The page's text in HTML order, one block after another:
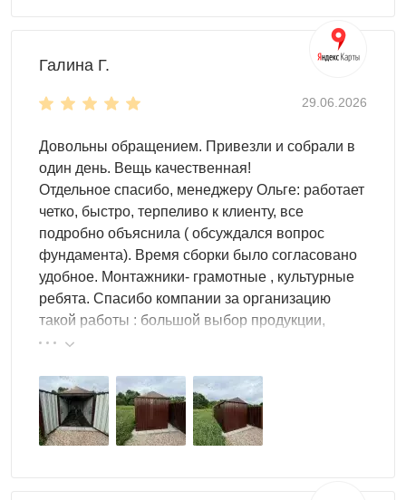
Что вмещает хозблок 3 на 6
Крупная садовая техника— газонокосилка,
мотоблок, культиватор, снегоуборщик и навесное
оборудование к ним, всё в одном месте без
демонтажа
Велосипеды— до 4 велосипедов на настенных
держателях с освобождённым напольным
проходом
Стеллаж с инвентарём— полноразмерный
Галина Г.
29.06.2026
Довольны обращением. Привезли и собрали в
один день. Вещь качественная!
Отдельное спасибо, менеджеру Ольге: работает
четко, быстро, терпеливо к клиенту, все
подробно объяснила ( обсуждался вопрос
фундамента). Время сборки было согласовано
удобное. Монтажники- грамотные , культурные
ребята. Спасибо компании за организацию
такой работы : большой выбор продукции,
реальные цены.